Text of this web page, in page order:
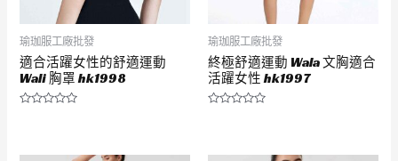
瑜珈服工廠批發
適合活躍女性的舒適運動
Wali 胸罩 hk1998
分
瑜珈服工廠批發
終極舒適運動 Wala 文胸適合
活躍女性 hk1997
分